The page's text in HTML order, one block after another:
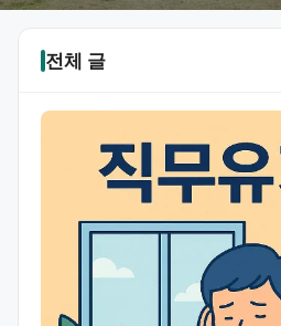
전체 글